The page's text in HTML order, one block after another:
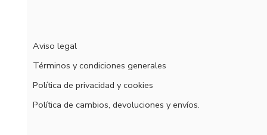
Aviso legal
Términos y condiciones generales
Política de privacidad y cookies
Política de cambios, devoluciones y envíos.